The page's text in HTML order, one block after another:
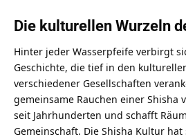
Die kulturellen Wurzeln
Hinter jeder Wasserpfeife verbirgt
Geschichte, die tief in den
verschiedener Gesellschaften
gemeinsame Rauchen einer Shisha
seit Jahrhunderten und schafft
Gemeinschaft. Die Shisha Kultur